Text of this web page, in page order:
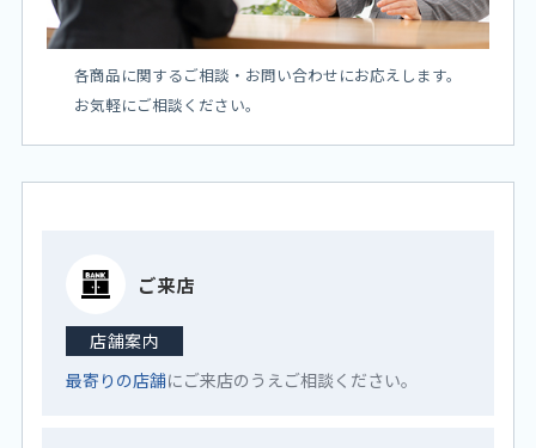
各商品に関するご相談・お問い合わせにお応えします。
お気軽にご相談ください。
ご来店
店舗案内
最寄りの店舗にご来店のうえご相談ください。